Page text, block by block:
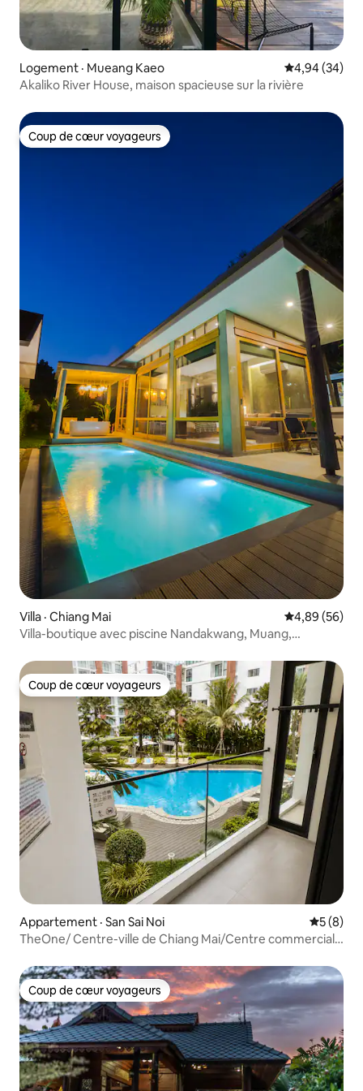
Logement · Mueang Kaeo Note
4,94 (34)
Akaliko River House, maison spacieuse sur la rivière
Coup de cœur voyageurs
Coup de cœur voyageurs
Villa · Chiang Mai Note
4,89 (56)
Villa-boutique avec piscine Nandakwang, Muang,
Coup de cœur voyageurs
Coup de cœur voyageurs
Appartement · San Sai Noi Note
5 (8)
TheOne/ Centre-ville de Chiang Mai/Centre commercial
Coup de cœur voyageurs
Coup de cœur voyageurs